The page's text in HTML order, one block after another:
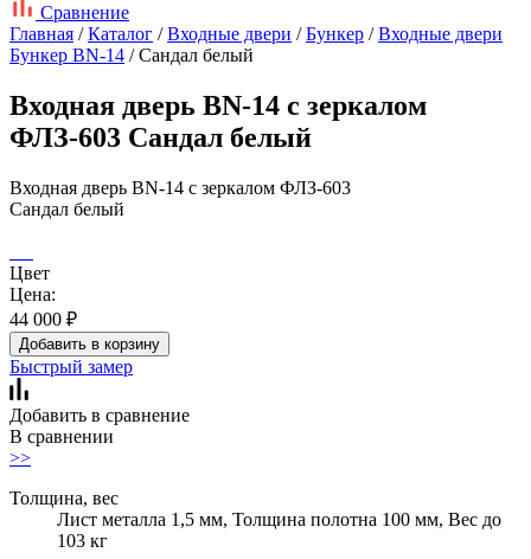
Сравнение
Главная /Каталог /Входные двери /Бункер /Входные двери
Бункер BN-14 / Сандал белый
Входная дверь BN-14 с зеркалом
ФЛЗ-603 Сандал белый
Входная дверь BN-14 с зеркалом ФЛЗ-603
Сандал белый
Цвет
Цена:
44 000 ₽
Добавить в корзину
Быстрый замер
Добавить в сравнение
В сравнении
>>
Толщина, вес
Лист металла 1,5 мм, Толщина полотна 100 мм, Вес до
103 кг